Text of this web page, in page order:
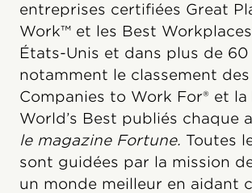
entreprises certifiées Great
Work™ et les Best
États-Unis et dans plus de 60
notamment le classement
Companies to Work For® et la
World’s Best publiés chaque
le magazine Fortune. Toutes
sont guidées par la mission
un monde meilleur en aidant